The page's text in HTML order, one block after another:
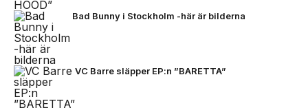
Bad Bunny i Stockholm -här är bilderna
VC Barre släpper EP:n ”BARETTA”